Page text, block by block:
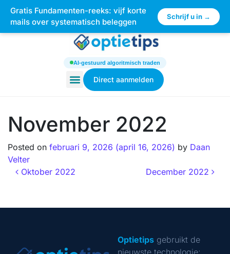
AI-gestuurd algoritmisch traden
Direct aanmelden
November 2022
Posted on februari 9, 2026 (april 16, 2026) by Daan
Velter
Oktober 2022
December 2022
Optietipsgebruikt de
nieuwste technologie:
Gratis Fundamenten-reeks: vijf korte
mails over systematisch beleggen
Schrijf u in → ×